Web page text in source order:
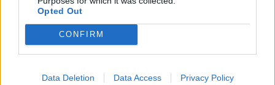
Opted Out
CONFIRM
Data Deletion Data Access Privacy Policy